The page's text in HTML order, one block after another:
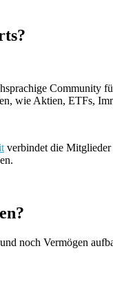
Community
wie Aktien, ETFs,
verbindet die
noch Vermögen